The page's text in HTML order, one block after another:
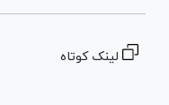
لینک کوتاه